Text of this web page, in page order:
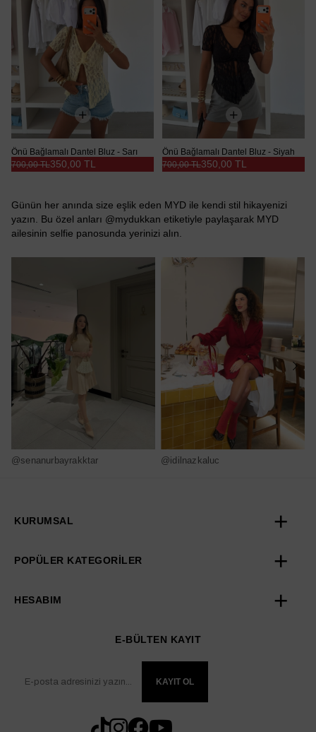
Önü Bağlamalı Dantel Bluz - Sarı
350,00 TL
700,00 TL
Önü Bağlamalı Dantel Bluz - Siyah
350,00 TL
700,00 TL
Günün her anında size eşlik eden MYD ile kendi stil hikayenizi
yazın. Bu özel anları @mydukkan etiketiyle paylaşarak MYD
ailesinin selfie panosunda yerinizi alın.
@senanurbayrakktar @idilnazkaluc
KURUMSAL
POPÜLER KATEGORİLER
HESABIM
E-BÜLTEN KAYIT
KAYIT OL